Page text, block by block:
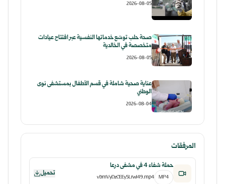
2026-08-05
صحة حلب توسّع خدماتها النفسية عبر افتتاح عيادات
متخصصة في الخالدية
2026-08-05
عناية صحية شاملة في قسم الأطفال بمستشفى نوى
الوطني
2026-08-04
المرفقات
حملة شفاء 4 في مشفى درعا
MP4
vbmVyDzCEEy5LrwI49.mp4 تحميل